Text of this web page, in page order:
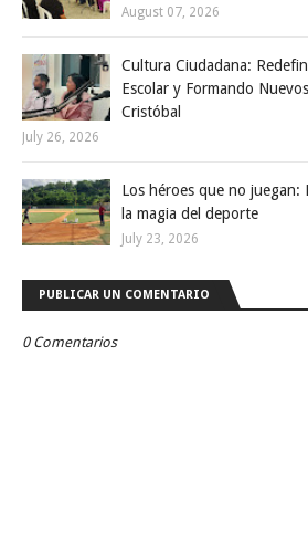
August 07, 2026
Cultura Ciudadana:
Escolar y Formando
Cristóbal
July 26, 2026
Los héroes que no juegan:
la magia del deporte
July 23, 2026
PUBLICAR UN COMENTARIO
0 Comentarios